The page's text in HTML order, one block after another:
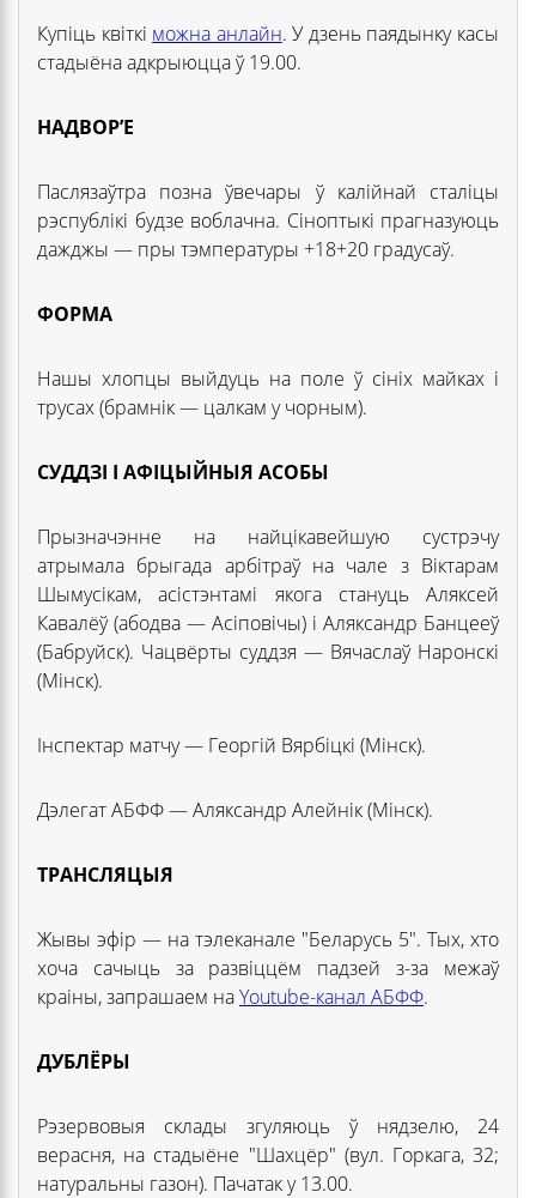
Купіць квіткі можна анлайн. У дзень паядынку касы
стадыёна адкрыюцца ў 19.00.
НАДВОР’Е
Паслязаўтра позна ўвечары ў калійнай сталіцы
рэспублікі будзе воблачна. Сіноптыкі прагназуюць
дажджы — пры тэмпературы +18+20 градусаў.
ФОРМА
Нашы хлопцы выйдуць на поле ў сініх майках і
трусах (брамнік — цалкам у чорным).
СУДДЗІ І АФІЦЫЙНЫЯ АСОБЫ
Прызначэнне на найцікавейшую сустрэчу
атрымала брыгада арбітраў на чале з Віктарам
Шымусікам, асістэнтамі якога стануць Аляксей
Кавалёў (абодва — Асіповічы) і Аляксандр Банцееў
(Бабруйск). Чацвёрты суддзя — Вячаслаў Наронскі
(Мінск).
Інспектар матчу — Георгій Вярбіцкі (Мінск).
Дэлегат АБФФ — Аляксандр Алейнік (Мінск).
ТРАНСЛЯЦЫЯ
Жывы эфір — на тэлеканале "Беларусь 5". Тых, хто
хоча сачыць за развіццём падзей з-за межаў
краіны, запрашаем наYoutube-канал АБФФ.
ДУБЛЁРЫ
Рэзервовыя склады згуляюць ў нядзелю, 24
верасня, на стадыёне "Шахцёр" (вул. Горкага, 32;
натуральны газон). Пачатак у 13.00.